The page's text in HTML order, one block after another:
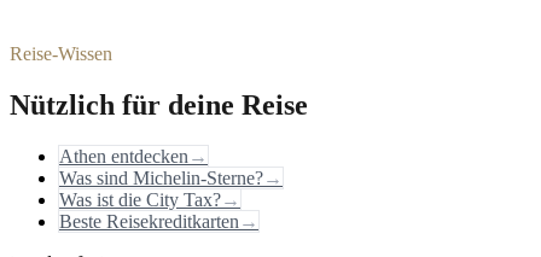
Reise-Wissen
Nützlich für deine Reise
Athen entdecken →
Was sind Michelin-Sterne?→
Was ist die City Tax?→
Beste Reisekreditkarten →